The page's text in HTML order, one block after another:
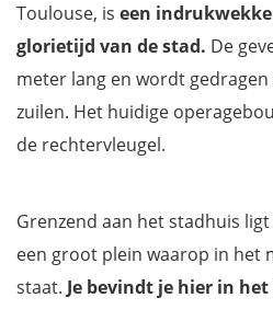
Toulouse, is een
glorietijd van de stad. De
meter lang en wordt
zuilen. Het huidige
de rechtervleugel.
Grenzend aan het stadhuis
een groot plein waarop in het
staat. Je bevindt je hier in